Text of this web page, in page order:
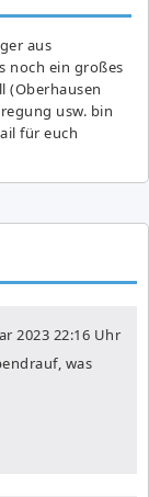
aus
noch ein großes
(Oberhausen
usw. bin
für euch
2023 22:16 Uhr
was